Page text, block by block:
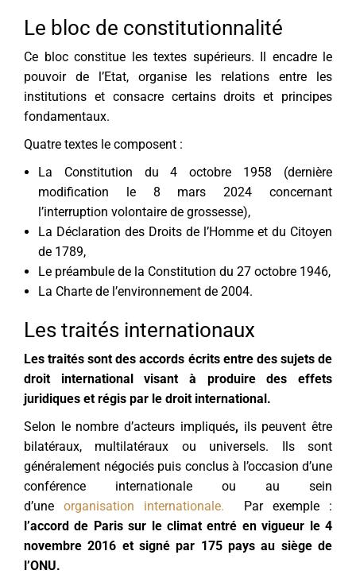
Le bloc de constitutionnalité
Ce bloc constitue les textes supérieurs. Il encadre le
pouvoir de l’Etat, organise les relations entre les
institutions et consacre certains droits et principes
fondamentaux.
Quatre textes le composent :
La Constitution du 4 octobre 1958 (dernière
modification le 8 mars 2024 concernant
l’interruption volontaire de grossesse),
La Déclaration des Droits de l’Homme et du Citoyen
de 1789,
Le préambule de la Constitution du 27 octobre 1946,
La Charte de l’environnement de 2004.
Les traités internationaux
Les traités sont des accords écrits entre des sujets de
droit international visant à produire des effets
juridiques et régis par le droit international.
Selon le nombre d’acteurs impliqués, ils peuvent être
bilatéraux, multilatéraux ou universels. Ils sont
généralement négociés puis conclus à l’occasion d’une
conférence internationale ou au sein
d’uneorganisation internationale.
Par exemple :
l’accord de Paris sur le climat entré en vigueur le 4
novembre 2016 et signé par 175 pays au siège de
l’ONU.